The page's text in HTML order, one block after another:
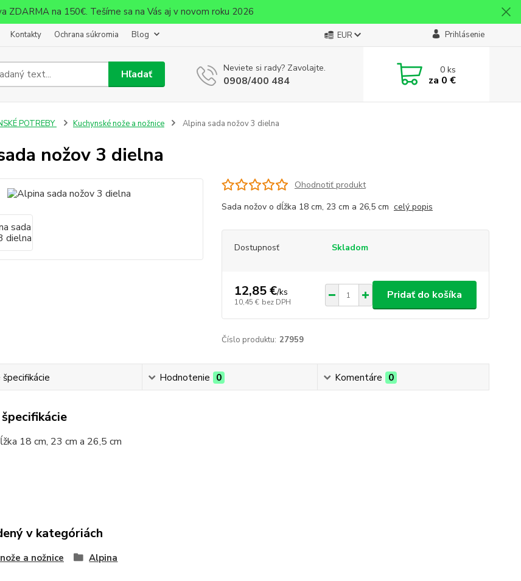
ZDARMA na 150€. Tešíme sa na Vás aj v novom roku 2026
Kontakty Ochrana súkromia Blog EUR Prihlásenie
Hľadať Neviete si rady? Zavolajte.
0908/400 484
0ks
za 0 €
POTREBY Kuchynské nože a nožnice Alpina sada nožov 3 dielna
nožov 3 dielna
Ohodnotiť produkt
Sada nožov o dĺžka 18 cm, 23 cm a 26,5 cm celý popis
Dostupnosť Skladom
12,85 €/ks
10,45 € bez DPH
Pridať do košíka
Číslo produktu: 27959
Hodnotenie 0 Komentáre 0
18 cm, 23 cm a 26,5 cm
v kategóriách
a nožnice Alpina